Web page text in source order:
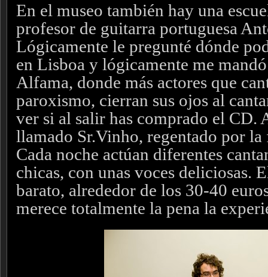
En el museo también hay una
profesor de guitarra portuguesa
Lógicamente le pregunté dónde
en Lisboa y lógicamente me
Alfama, donde más actores que
paroxismo, cierran sus ojos al
ver si al salir has comprado el CD.
llamado Sr.Vinho, regentado por la
Cada noche actúan diferentes
chicas, con unas voces deliciosas.
barato, alrededor de los 30-40
merece totalmente la pena la